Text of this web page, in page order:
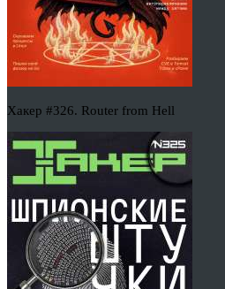
Хакер #326. Router from Hell